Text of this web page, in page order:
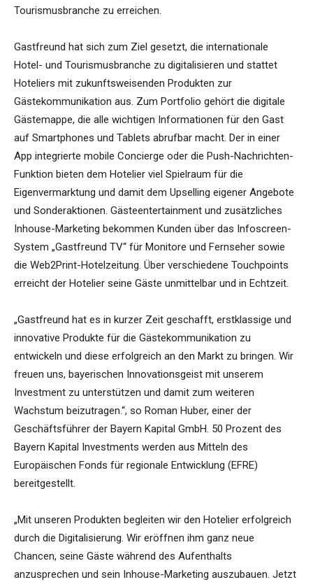
Tourismusbranche zu erreichen.
Gastfreund hat sich zum Ziel gesetzt, die internationale
Hotel- und Tourismusbranche zu digitalisieren und stattet
Hoteliers mit zukunftsweisenden Produkten zur
Gästekommunikation aus. Zum Portfolio gehört die digitale
Gästemappe, die alle wichtigen Informationen für den Gast
auf Smartphones und Tablets abrufbar macht. Der in einer
App integrierte mobile Concierge oder die Push-Nachrichten-
Funktion bieten dem Hotelier viel Spielraum für die
Eigenvermarktung und damit dem Upselling eigener Angebote
und Sonderaktionen. Gästeentertainment und zusätzliches
Inhouse-Marketing bekommen Kunden über das Infoscreen-
System „Gastfreund TV“ für Monitore und Fernseher sowie
die Web2Print-Hotelzeitung. Über verschiedene Touchpoints
erreicht der Hotelier seine Gäste unmittelbar und in Echtzeit.
„Gastfreund hat es in kurzer Zeit geschafft, erstklassige und
innovative Produkte für die Gästekommunikation zu
entwickeln und diese erfolgreich an den Markt zu bringen. Wir
freuen uns, bayerischen Innovationsgeist mit unserem
Investment zu unterstützen und damit zum weiteren
Wachstum beizutragen.“, so Roman Huber, einer der
Geschäftsführer der Bayern Kapital GmbH. 50 Prozent des
Bayern Kapital Investments werden aus Mitteln des
Europäischen Fonds für regionale Entwicklung (EFRE)
bereitgestellt.
„Mit unseren Produkten begleiten wir den Hotelier erfolgreich
durch die Digitalisierung. Wir eröffnen ihm ganz neue
Chancen, seine Gäste während des Aufenthalts
anzusprechen und sein Inhouse-Marketing auszubauen. Jetzt